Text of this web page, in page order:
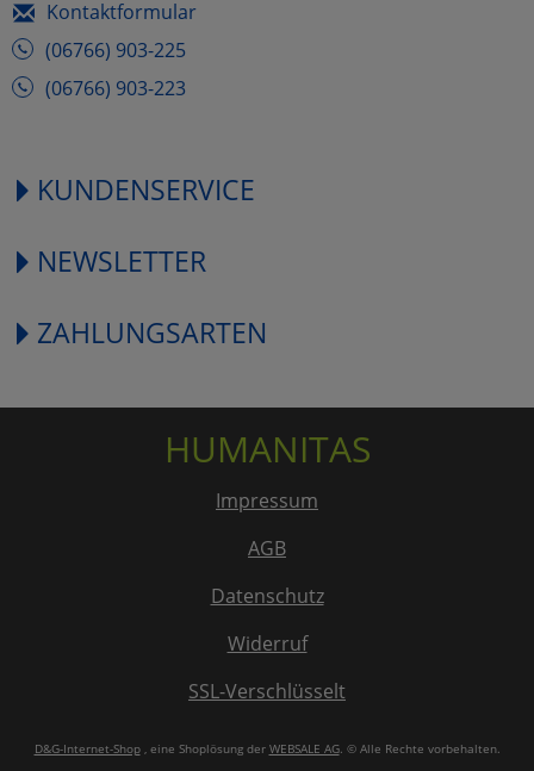
Kontaktformular
(06766) 903-225
(06766) 903-223
KUNDENSERVICE
NEWSLETTER
ZAHLUNGSARTEN
HUMANITAS
Impressum
AGB
Datenschutz
Widerruf
SSL-Verschlüsselt
D&G-Internet-Shop, eine Shoplösung der WEBSALE AG. © Alle Rechte vorbehalten.